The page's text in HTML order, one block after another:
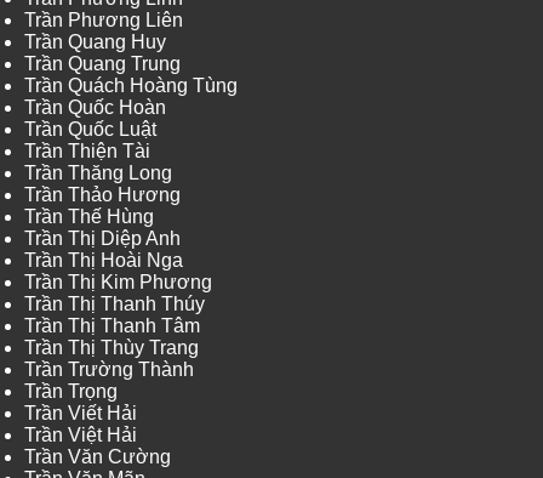
Trần Phương Liên
Trần Quang Huy
Trần Quang Trung
Trần Quách Hoàng Tùng
Trần Quốc Hoàn
Trần Quốc Luật
Trần Thiện Tài
Trần Thăng Long
Trần Thảo Hương
Trần Thế Hùng
Trần Thị Diệp Anh
Trần Thị Hoài Nga
Trần Thị Kim Phương
Trần Thị Thanh Thúy
Trần Thị Thanh Tâm
Trần Thị Thùy Trang
Trần Trường Thành
Trần Trọng
Trần Viết Hải
Trần Việt Hải
Trần Văn Cường